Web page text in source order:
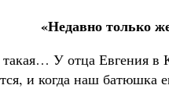
«Недавно только
У отца Евгения
и когда наш